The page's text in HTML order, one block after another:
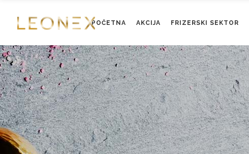
POČETNA AKCIJA FRIZERSKI SEKTOR